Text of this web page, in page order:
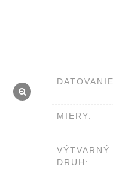
MIERY:
VÝTVARNÝ
DRUH: